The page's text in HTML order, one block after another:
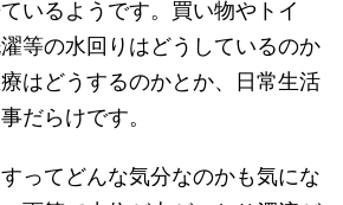
いるようです。買い物やトイ
等の水回りはどうしているのか
はどうするのかとか、日常生活
だらけです。
ってどんな気分なのかも気にな